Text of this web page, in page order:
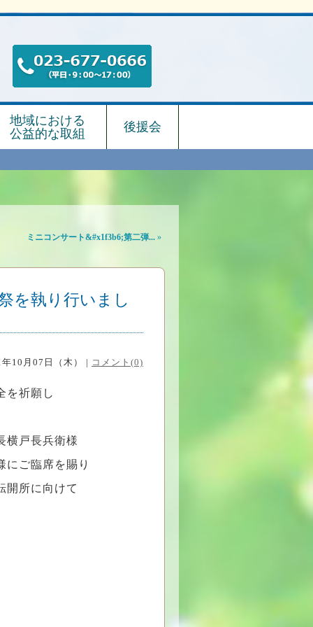
地域における
公益的な取組
後援会
ミニコンサート&#x1f3b6;第二弾... »
を執り行いまし
10月07日（木） | コメント(0)
を祈願し
横戸長兵衛様
にご臨席を賜り
開所に向けて